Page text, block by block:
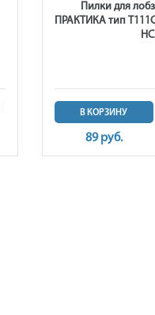
Пилки для
ПРАКТИКА тип
В КОРЗИНУ
89 руб.